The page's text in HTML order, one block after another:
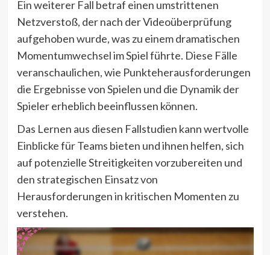
Ein weiterer Fall betraf einen umstrittenen
Netzverstoß, der nach der Videoüberprüfung
aufgehoben wurde, was zu einem dramatischen
Momentumwechsel im Spiel führte. Diese Fälle
veranschaulichen, wie Punkteherausforderungen
die Ergebnisse von Spielen und die Dynamik der
Spieler erheblich beeinflussen können.
Das Lernen aus diesen Fallstudien kann wertvolle
Einblicke für Teams bieten und ihnen helfen, sich
auf potenzielle Streitigkeiten vorzubereiten und
den strategischen Einsatz von
Herausforderungen in kritischen Momenten zu
verstehen.